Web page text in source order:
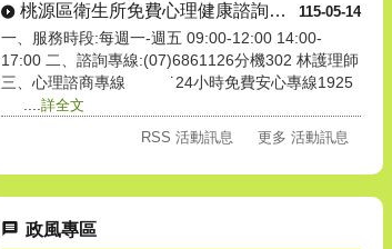
115-05-14
桃源區衛生所免費心理健康諮詢時....
一、服務時段:每週一-週五 09:00-12:00 14:00-
17:00 二、諮詢專線:(07)6861126分機302 林護理師
三、心理諮商專線 ˙24小時免費安心專線1925
....詳全文
RSS 活動訊息
更多 活動訊息
政風專區